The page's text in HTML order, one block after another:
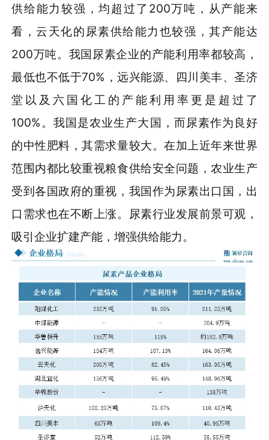
供给能力较强，均超过了200万吨，从产能来
看，云天化的尿素供给能力也较强，其产能达
200万吨。我国尿素企业的产能利用率都较高，
最低也不低于70%，远兴能源、四川美丰、圣济
堂以及六国化工的产能利用率更是超过了
100%。我国是农业生产大国，而尿素作为良好
的中性肥料，其需求量较大。在加上近年来世界
范围内都比较重视粮食供给安全问题，农业生产
受到各国政府的重视，我国作为尿素出口国，出
口需求也在不断上涨。尿素行业发展前景可观，
吸引企业扩建产能，增强供给能力。